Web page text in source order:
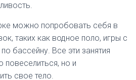
можно попробовать себя в
таких как водное поло, игры с
бассейну. Все эти занятия
повеселиться, но и
свое тело.